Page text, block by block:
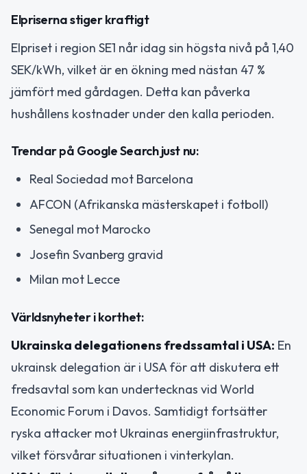
Elpriserna stiger kraftigt
Elpriset i region SE1 når idag sin högsta nivå på 1,40
SEK/kWh, vilket är en ökning med nästan 47 %
jämfört med gårdagen. Detta kan påverka
hushållens kostnader under den kalla perioden.
Trendar på Google Search just nu:
Real Sociedad mot Barcelona
AFCON (Afrikanska mästerskapet i fotboll)
Senegal mot Marocko
Josefin Svanberg gravid
Milan mot Lecce
Världsnyheter i korthet:
Ukrainska delegationens fredssamtal i USA: En
ukrainsk delegation är i USA för att diskutera ett
fredsavtal som kan undertecknas vid World
Economic Forum i Davos. Samtidigt fortsätter
ryska attacker mot Ukrainas energiinfrastruktur,
vilket försvårar situationen i vinterkylan.